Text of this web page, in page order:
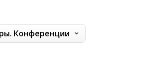
Конференции